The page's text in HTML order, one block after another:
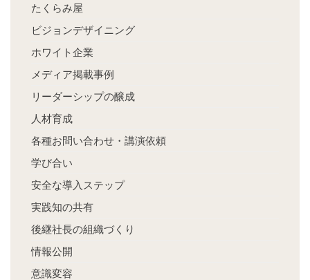
たくらみ屋
ビジョンデザイニング
ホワイト企業
メディア掲載事例
リーダーシップの醸成
人材育成
各種お問い合わせ・講演依頼
学び合い
安全な導入ステップ
実践知の共有
後継社長の組織づくり
情報公開
意識変容